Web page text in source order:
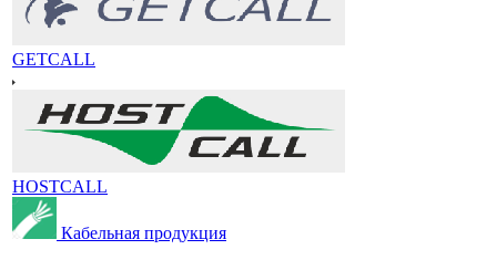
GETCALL
HOSTCALL
Кабельная продукция